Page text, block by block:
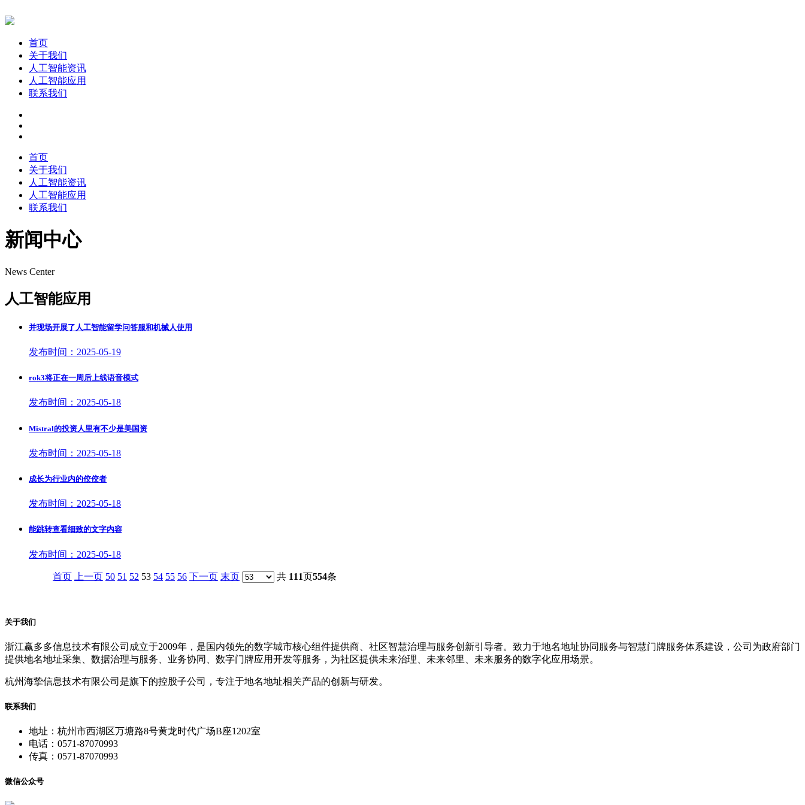
首页
关于我们
人工智能资讯
人工智能应用
联系我们
首页
关于我们
人工智能资讯
人工智能应用
联系我们
新闻中心
News Center
人工智能应用
并现场开展了人工智能留学问答服和机械人使用
发布时间：2025-05-19
rok3将正在一周后上线语音模式
发布时间：2025-05-18
Mistral的投资人里有不少是美国资
发布时间：2025-05-18
成长为行业内的佼佼者
发布时间：2025-05-18
能跳转查看细致的文字内容
发布时间：2025-05-18
首页 上一页 50 51 52 53 54 55 56 下一页 末页 共 111页554条
关于我们
浙江赢多多信息技术有限公司成立于2009年，是国内领先的数字城市核心组件提供商、社区智慧治理与服务创新引导者。致力于地名地址协同服务与智慧门牌服务体系建设，公司为政府部门
提供地名地址采集、数据治理与服务、业务协同、数字门牌应用开发等服务，为社区提供未来治理、未来邻里、未来服务的数字化应用场景。
杭州海挚信息技术有限公司是旗下的控股子公司，专注于地名地址相关产品的创新与研发。
联系我们
地址：杭州市西湖区万塘路8号黄龙时代广场B座1202室
电话：0571-87070993
传真：0571-87070993
微信公众号